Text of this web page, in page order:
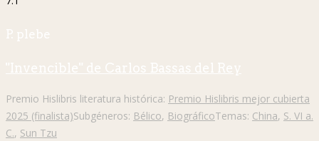
P. plebe
"Invencible" de Carlos Bassas del Rey
Premio Hislibris literatura histórica: Premio Hislibris mejor cubierta
2025 (finalista)Subgéneros: Bélico, BiográficoTemas: China, S. VI a.
C., Sun Tzu